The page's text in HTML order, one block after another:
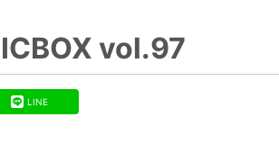
vol.97
LINE